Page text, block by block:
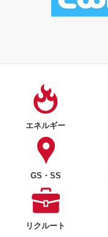
エネルギー
GS・SS
リクルート